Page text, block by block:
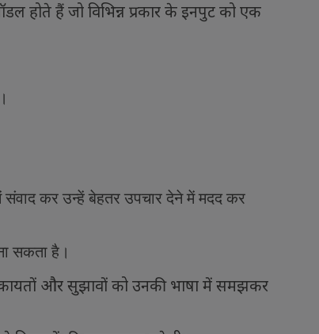
होते हैं जो विभिन्न प्रकार के इनपुट को एक
संवाद कर उन्हें बेहतर उपचार देने में मदद कर
सकता है।
और सुझावों को उनकी भाषा में समझकर